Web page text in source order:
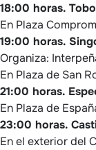
18:00 horas.
En Plaza
19:00 horas.
Organiza:
En Plaza de San
21:00 horas.
En Plaza de
23:00 horas.
En el exterior del